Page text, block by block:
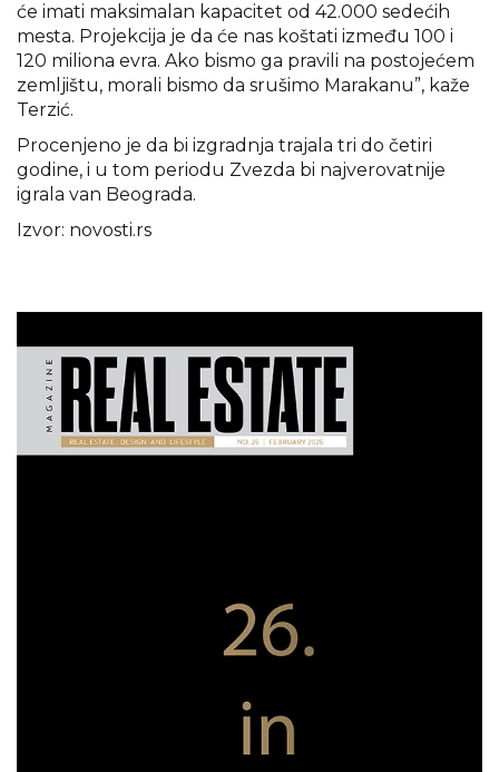
će imati maksimalan kapacitet od 42.000 sedećih
mesta. Projekcija je da će nas koštati između 100 i
120 miliona evra. Ako bismo ga pravili na postojećem
zemljištu, morali bismo da srušimo Marakanu”, kaže
Terzić.
Procenjeno je da bi izgradnja trajala tri do četiri
godine, i u tom periodu Zvezda bi najverovatnije
igrala van Beograda.
Izvor: novosti.rs